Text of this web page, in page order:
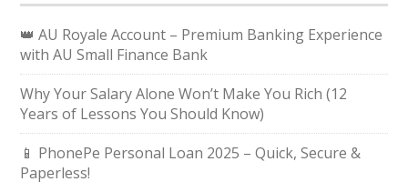
👑 AU Royale Account – Premium Banking Experience
with AU Small Finance Bank
Why Your Salary Alone Won’t Make You Rich (12
Years of Lessons You Should Know)
📱 PhonePe Personal Loan 2025 – Quick, Secure &
Paperless!